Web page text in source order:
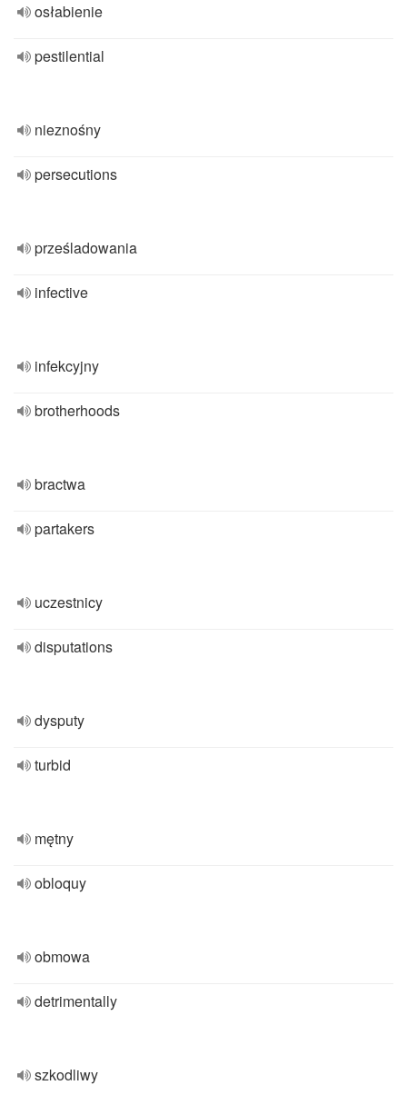
osłabienie
pestilential
nieznośny
persecutions
prześladowania
infective
infekcyjny
brotherhoods
bractwa
partakers
uczestnicy
disputations
dysputy
turbid
mętny
obloquy
obmowa
detrimentally
szkodliwy